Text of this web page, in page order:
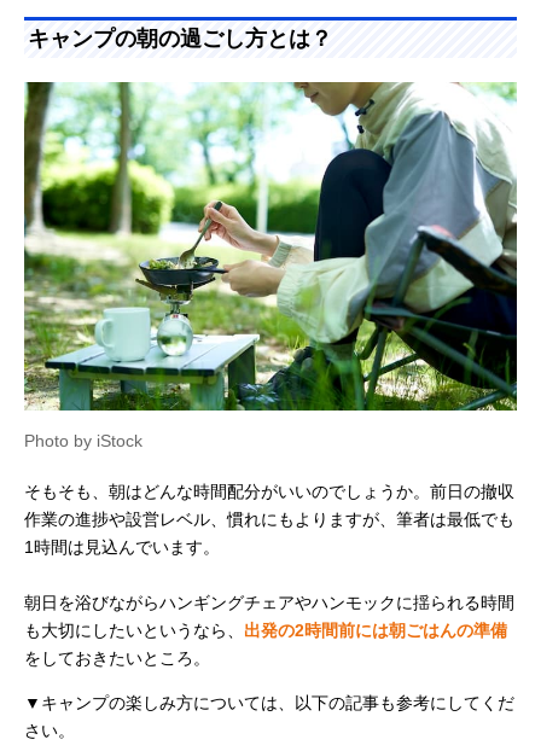
キャンプの朝の過ごし方とは？
Photo by iStock
そもそも、朝はどんな時間配分がいいのでしょうか。前日の撤収
作業の進捗や設営レベル、慣れにもよりますが、筆者は最低でも
1時間は見込んでいます。
朝日を浴びながらハンギングチェアやハンモックに揺られる時間
も大切にしたいというなら、 出発の2時間前には朝ごはんの準備
をしておきたいところ。
▼キャンプの楽しみ方については、以下の記事も参考にしてくだ
さい。